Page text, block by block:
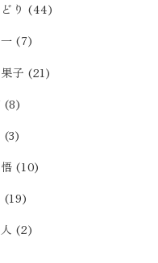
り (44)
(7)
子 (21)
(8)
(3)
(10)
(19)
(2)